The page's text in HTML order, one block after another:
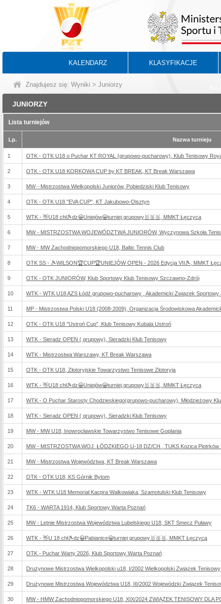
KALENDARZ KLASYFIKACJE
Znajdujesz się: Wyniki > Juniorzy
JUNIORZY
Lista turniejów
Lp. Nazwa turnieju
1 OTK - OTK U18 o Puchar KT ROYAL (grupowo-pucharowy), Klub Tenisowy
2 OTK - OTK U18 KORKOWA CUP by KT BREAK, KT Break Warszawa
3 MW - Mistrzostwa Wielkopolski Juniorów, Pobiedziski Klub Tenisowy
4 OTK - OTK U18 "EVA CUP", KT Jakubowo-Olsztyn
5 WTK - 👋U18 chł🎾dz😀Uniejów😀turniej grupowy🥇🥈🥉, MMKT Łęczyca
6 MW - MISTRZOSTWA WOJEWÓDZTWA JUNIORÓW, Wyczynowa Szkoła
7 MW - MW Zachodniopomorskiego U18, Baltic Tennis Club
8 OTK SS - 🎾WILSON🏆CUP🏆UNIEJÓW OPEN - 2026 Edycja VII🎾, MMKT
9 OTK - OTK JUNIORÓW, Klub Sportowy Klub Tenisowy Szczawno-Zdrój
10 WTK - WTK U18 AZS Łódź grupowo-pucharowy , Akademicki Związek Sportowy
11 MP - Mistrzostwa Polski U18 (2008-2009), Organizacja Środowiskowa
12 OTK - OTK U18 "Ustroń Cup", Klub Tenisowy Kubala Ustroń
13 WTK - Sieradz OPEN ( grupowy), Sieradzki Klub Tenisowy
14 WTK - Mistrzostwa Warszawy, KT Break Warszawa
15 OTK - OTK U18, Złotoryjskie Towarzystwo Tenisowe Złotoryja
16 WTK - 👋U18 chł🎾dz😀Uniejów😀turniej grupowy🥇🥈🥉, MMKT Łęczyca
17 WTK - O Puchar Starosty Chodzieskiego(grupowo-pucharowy), Młodzieżowy
18 WTK - Sieradz OPEN ( grupowy), Sieradzki Klub Tenisowy
19 MW - MW U18, Inowrocławskie Towarzystwo Tenisowe Goplania
20 MW - MISTRZOSTWA WOJ. ŁÓDZKIEGO U-18 DZ/CH , TUKS Kozica Piotrków
21 MW - Mistrzostwa Województwa, KT Break Warszawa
22 OTK - OTK U18, KS Górnik Bytom
23 WTK - WTK U18 Memoriał Kacpra Walkowiaka, Szamotulski Klub Tenisowy
24 TK6 - WARTA 1914, Klub Sportowy Warta Poznań
25 MW - Letnie Mistrzostwa Województwa Lubelskiego U18, SKT Smecz Puławy
26 WTK - 👋U 18 chł🎾dz😀Pabianice😀turniej grupowy🥇🥈🥉, MMKT Łęczyca
27 OTK - Puchar Warty 2026, Klub Sportowy Warta Poznań
28 Drużynowe Mistrzostwa Wielkopolski u18, I/2002 Wielkopolski Związek Tenisowy
29 Drużynowe Mistrzostwa Województwa U18, III/2002 Wojewódzki Związek
30 MW - HMW Zachodniopomorskiego U18, XIX/2024 ZWIĄZEK TENISOWY DLA